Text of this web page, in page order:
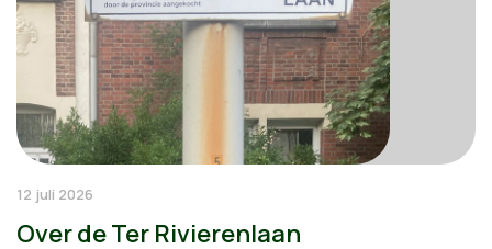
12 juli 2026
Over de Ter Rivierenlaan